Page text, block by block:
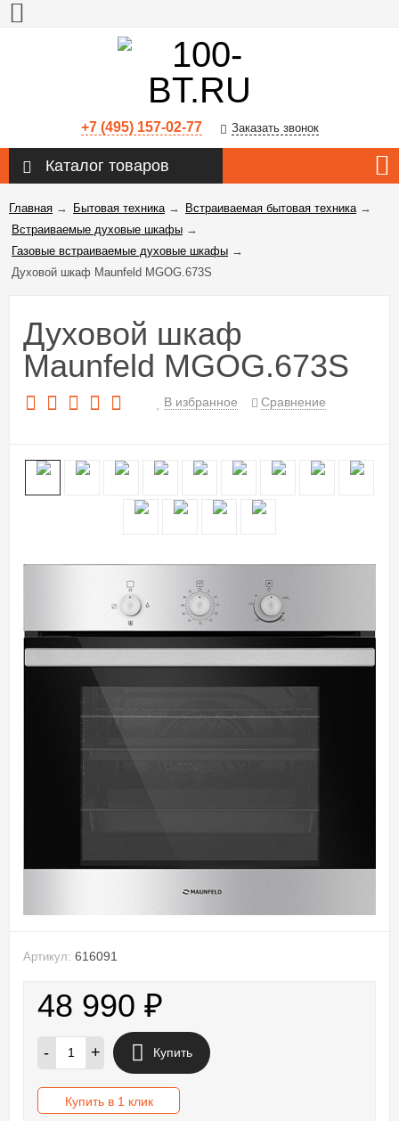
+7 (495) 157-02-77 Заказать звонок
Каталог товаров
Главная → Бытовая техника→ Встраиваемая бытовая техника→
Встраиваемые духовые шкафы →
Газовые встраиваемые духовые шкафы →
Духовой шкаф Maunfeld MGOG.673S
Духовой шкаф
Maunfeld MGOG.673S
В избранное Сравнение
Артикул: 616091
48 990 ₽
- + Купить
Купить в 1 клик